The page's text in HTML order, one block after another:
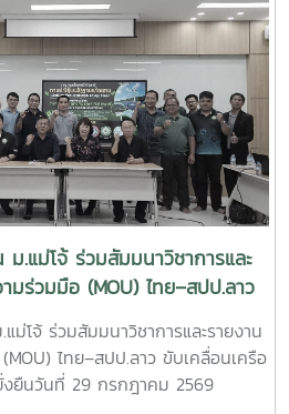
นธกิจของวิทยาลัยพลังงานทดแทน
าการ และการถ่ายทอดเทคโนโลยีสู่
ตของประชาชนและสร้างการ
นทดแทน มหาวิทยาลัยแม่โจ้ มุ่งมั่น
รมด้านพลังงานและเทคโนโลยีที่
บเชิงบวกต่อสังคม ชุมชน และ
คลื่อนการพัฒนาประเทศสู่ความ
ลัย มหาวิทยาลัยแม่โจ้ พิธีลงนามได้
ารย์ ดร.สุริยจรัส เตชะตันมีนสกุล
ม่โจ้ (ผู้แทนอธิการบดี) และ นายก
นักงานพัฒนาฝีมือแรงงานลำพูน
ช่วยศาสตราจารย์ ดร.นิกราน หอม
ดแทน มหาวิทยาลัยแม่โจ้และ นาย
วยการกลุ่มงานพัฒนาฝีมือแรงงาน
วมมือในครั้งนี้มีเป้าหมายในการ
การเชื่อมอาร์กโลหะอุปกรณ์ทาง
มือ” ให้สอดคล้องกับมาตรฐาน
งภาคอุตสาหกรรม พร้อมทั้งร่วมกัน
อยกระดับทักษะวิชาชีพและเพิ่มขีด
ยความร่วมมือครอบคลุมการดำเนิน
นาและปรับปรุงหลักสูตรให้
.แม่โจ้ ร่วมสัมมนาวิชาการและ
มร่วมมือ (MOU) ไทย–สปป.ลาว
รสู่การพัฒนาที่ยั่งยืน
โจ้ ร่วมสัมมนาวิชาการและรายงาน
ไทย–สปป.ลาว ขับเคลื่อนเครือ
ยืนวันที่ 29 กรกฎาคม 2569